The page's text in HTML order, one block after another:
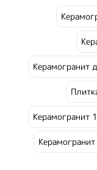
Керамогранит
Керамогранит